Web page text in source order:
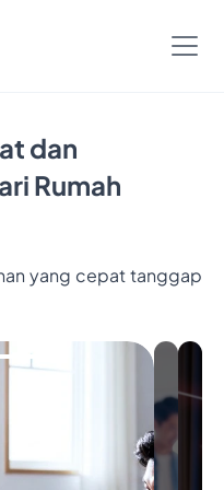
dan
Rumah
yang cepat tanggap
Bayar
Nikmatin
Bulan
Internetan
Cukup
Bayar